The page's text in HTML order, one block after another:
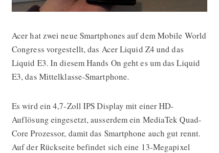
MWC 2014: Hands On mit dem
Acer hat zwei neue Smartphones auf dem Mobile World
Congress vorgestellt, das Acer Liquid Z4 und das
Liquid E3. In diesem Hands On geht es um das Liquid
E3, das Mittelklasse-Smartphone.
Es wird ein 4,7-Zoll IPS Display mit einer HD-
Auflösung eingesetzt, ausserdem ein MediaTek Quad-
Core Prozessor, damit das Smartphone auch gut rennt.
Auf der Rückseite befindet sich eine 13-Megapixel